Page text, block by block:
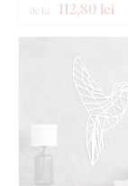
perete arată
subțiri din hârtie.
Placa respectă
potrivită
Ce este
de la 112,80 lei